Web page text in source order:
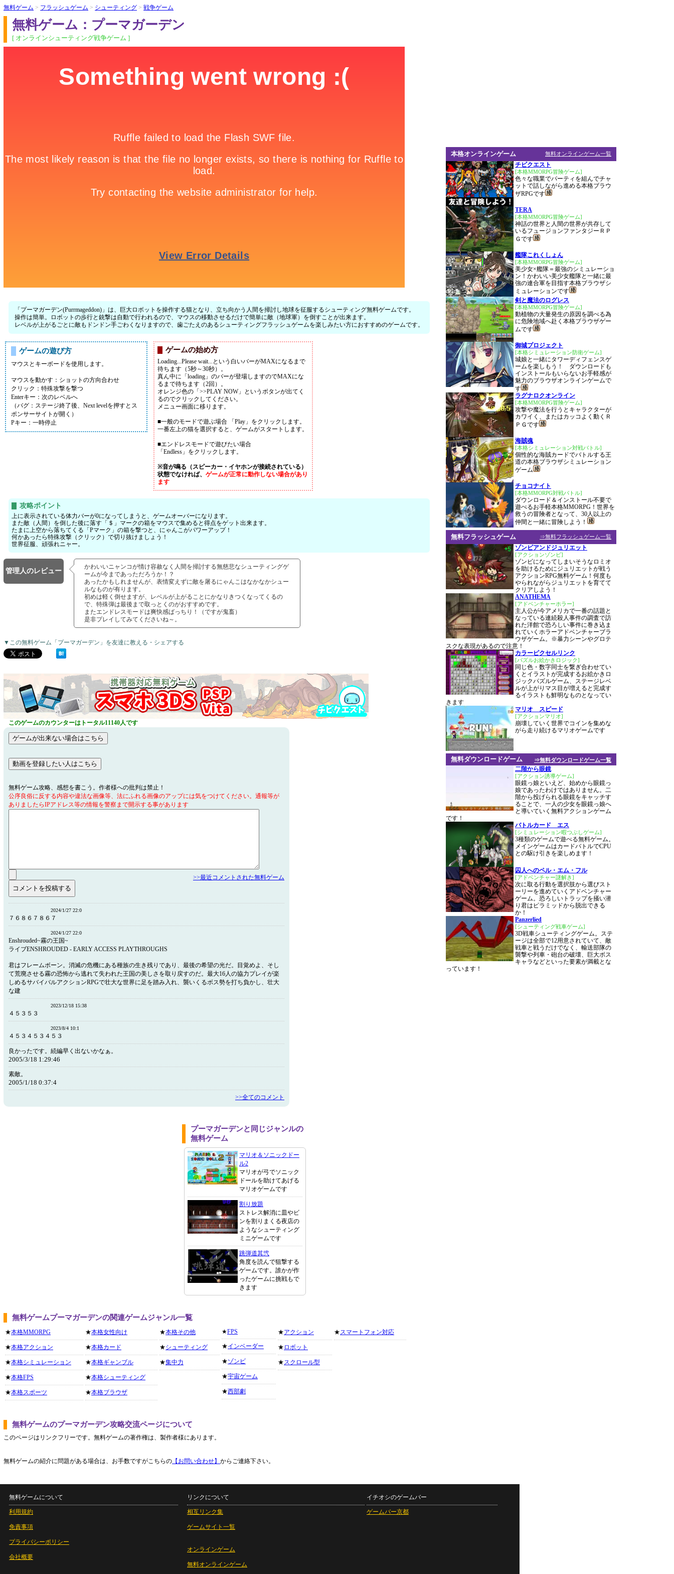
無料ゲーム > フラッシュゲーム > シューティング > 戦争ゲーム
無料ゲーム：プーマガーデン
[ オンラインシューティング戦争ゲーム ]
「プーマガーデン(Purrmageddon)」は、巨大ロボットを操作する猫となり、立ち向かう人間を掃討し地球を征服するシューティング無料ゲームです。
操作は簡単。ロボットの歩行と銃撃は自動で行われるので、マウスの移動させるだけで簡単に敵（地球軍）を倒すことが出来ます。
レベルが上がるごとに敵もドンドン手ごわくなりますので、歯ごたえのあるシューティングフラッシュゲームを楽しみたい方におすすめのゲームです。
ゲームの遊び方
マウスとキーボードを使用します。
マウスを動かす：ショットの方向合わせ
クリック：特殊攻撃を撃つ
Enterキー：次のレベルへ
（バグ：ステージ終了後、Next levelを押すとス
ポンサーサイトが開く）
Pキー：一時停止
ゲームの始め方
Loading...Please wait...という白いバーがMAXになるまで
待ちます（5秒～30秒）。
真ん中に「loading」のバーが登場しますのでMAXにな
るまで待ちます（2回）。
オレンジ色の「>>PLAY NOW」というボタンが出てく
るのでクリックしてください。
メニュー画面に移ります。
■一般のモードで遊ぶ場合 「Play」をクリックします。
一番左上の猫を選択すると、ゲームがスタートします。
■エンドレスモードで遊びたい場合
「Endless」をクリックします。
※音が鳴る（スピーカー・イヤホンが接続されている）
状態でなければ、 ゲームが正常に動作しない場合があり
ます
攻略ポイント
上に表示されている体力バーが0になってしまうと、ゲームオーバーになります。
また敵（人間）を倒した後に落す「＄」マークの箱をマウスで集めると得点をゲット出来ます。
たまに上空から落ちてくる「Pマーク」の箱を撃つと、にゃんこがパワーアップ！
何かあったら特殊攻撃（クリック）で切り抜けましょう！
世界征服、頑張れニャー。
管理人のレビュー
かわいいニャンコが情け容赦なく人間を掃討する無慈悲なシューティングゲ
ームが今まであっただろうか！？
あったかもしれませんが、表情変えずに敵を屠るにゃんこはなかなかシュー
ルなものが有ります。
初めは軽く倒せますが、レベルが上がることにかなりきつくなってくるの
で、特殊弾は最後まで取っとくのがおすすめです。
またエンドレスモードは爽快感ばっちり！（ですが鬼畜）
是非プレイしてみてくださいね～。
▼この無料ゲーム「プーマガーデン」を友達に教える・シェアする
このゲームのカウンターはトータル11140人です
無料ゲーム攻略、感想を書こう。作者様への批判は禁止！
公序良俗に反する内容や違法な画像等、法にふれる画像のアップには気をつけてください。通報等が
ありましたらIPアドレス等の情報を警察まで開示する事があります
>>最近コメントされた無料ゲーム
2024/1/27 22:0
７６８６７８６７
2024/1/27 22:0
Enshrouded~霧の王国~
ライブENSHROUDED - EARLY ACCESS PLAYTHROUGHS
君はフレームボーン。消滅の危機にある種族の生き残りであり、最後の希望の光だ。目覚めよ、そし
て荒廃させる霧の恐怖から逃れて失われた王国の美しさを取り戻すのだ。最大16人の協力プレイが楽
しめるサバイバルアクションRPGで壮大な世界に足を踏み入れ、襲いくるボス勢を打ち負かし、壮大
な建
2023/12/18 15:38
４５３５３
2023/8/4 10:1
４５３４５３４５３
良かったです。続編早く出ないかなぁ。
2005/3/18 1:29:46
素敵。
2005/1/18 0:37:4
>>全てのコメント
プーマガーデンと同じジャンルの
無料ゲーム
マリオ＆ソニックドー
ル2
マリオが弓でソニック
ドールを助けてあげる
マリオゲームです
割り放題
ストレス解消に皿やビ
ンを割りまくる夜店の
ようなシューティング
ミニゲームです
跳弾道其弐
角度を読んで狙撃する
ゲームです。誰かが作
ったゲームに挑戦もで
きます
無料ゲームプーマガーデンの関連ゲームジャンル一覧
★本格MMORPG
★本格アクション
★本格シミュレーション
★本格FPS
★本格スポーツ
★本格女性向け
★本格カード
★本格ギャンブル
★本格シューティング
★本格ブラウザ
★本格その他
★シューティング
★集中力
★FPS
★インベーダー
★ゾンビ
★宇宙ゲーム
★西部劇
★アクション
★ ロボット
★スクロール型
★スマートフォン対応
無料ゲームのプーマガーデン攻略交流ページについて
このページはリンクフリーです。無料ゲームの著作権は、製作者様にあります。
無料ゲームの紹介に問題がある場合は、お手数ですがこちらの 【お問い合わせ】 からご連絡下さい。
無料オンラインゲーム一覧
本格オンラインゲーム
チビクエスト
[本格MMORPG冒険ゲーム]
色々な職業でパーティを組んでチャ
ットで話しながら進める本格ブラウ
ザRPGです
TERA
[本格MMORPG冒険ゲーム]
神話の世界と人間の世界が共存して
いるフュージョンファンタジーＲＰ
Ｇです
艦隊これくしょん
[本格MMORPG冒険ゲーム]
美少女×艦隊＝最強のシミュレーショ
ン！かわいい美少女艦隊と一緒に最
強の連合軍を目指す本格ブラウザシ
ミュレーションです
剣と魔法のログレス
[本格MMORPG冒険ゲーム]
動植物の大量発生の原因を調べる為
に危険地域へ赴く本格ブラウザゲー
ムです
御城プロジェクト
[本格シミュレーション防衛ゲーム]
城娘と一緒にタワーディフェンスゲ
ームを楽しもう！ ダウンロードも
インストールもいらないお手軽感が
魅力のブラウザオンラインゲームで
す
ラグナロクオンライン
[本格MMORPG冒険ゲーム]
攻撃や魔法を行うとキャラクターが
カワイく、またはカッコよく動くＲ
ＰＧです
海賊魂
[本格シミュレーション対戦バトル]
個性的な海賊カードでバトルする王
道の本格ブラウザシミュレーション
ゲーム
チョコナイト
[本格MMORPG対戦バトル]
ダウンロード＆インストール不要で
遊べるお手軽本格MMORPG！世界を
救うの冒険者となって、30人以上の
仲間と一緒に冒険しよう！
⇒無料フラッシュゲーム一覧
無料フラッシュゲーム
ゾンビアンドジュリエット
[アクションゾンビ]
ゾンビになってしまいそうなロミオ
を助けるためにジュリエットが戦う
アクションRPG無料ゲーム！何度も
やられながらジュリエットを育てて
クリアしよう！
ANATHEMA
[アドベンチャーホラー]
主人公が今アメリカで一番の話題と
なっている連続殺人事件の調査で訪
れた洋館で恐ろしい事件に巻き込ま
れていくホラーアドベンチャーブラ
ウザゲーム。※暴力シーンやグロテ
スクな表現があるので注意！
カラーピクセルリンク
[パズルお絵かきロジック]
同じ色・数字同士を繋ぎ合わせてい
くとイラストが完成するお絵かきロ
ジックパズルゲーム、ステージレベ
ルが上がりマス目が増えると完成す
るイラストも鮮明なものとなってい
きます
マリオ スピード
[アクションマリオ]
崩壊していく世界でコインを集めな
がら走り続けるマリオゲームです
⇒無料ダウンロードゲーム一覧
無料ダウンロードゲーム
二階から眼鏡
[アクション誘導ゲーム]
眼鏡っ娘といえど、始めから眼鏡っ
娘であったわけではありません。二
階から投げられる眼鏡をキャッチす
ることで、一人の少女を眼鏡っ娘へ
と導いていく無料アクションゲーム
です！
バトルカード エス
[シミュレーション暇つぶしゲーム]
3種類のゲームで遊べる無料ゲーム。
メインゲームはカードバトルでCPU
との駆け引きを楽しめます！
囚人へのペル・エム・フル
[アドベンチャー謎解き]
次に取る行動を選択肢から選びスト
ーリーを進めていくアドベンチャー
ゲーム。恐ろしいトラップを掻い潜
り君はピラミッドから脱出できる
か！
Panzerlied
[シューティング戦車ゲーム]
3D戦車シューティングゲーム。ステ
ージは全部で12用意されていて、敵
戦車と戦うだけでなく、輸送部隊の
襲撃や列車・砲台の破壊、巨大ボス
キャラなどといった要素が満載とな
っています！
無料ゲームについて
利用規約
免責事項
プライバシーポリシー
会社概要
リンクについて
相互リンク集
ゲームサイト一覧
オンラインゲーム
無料オンラインゲーム
イチオシのゲームバー
ゲームバー京都